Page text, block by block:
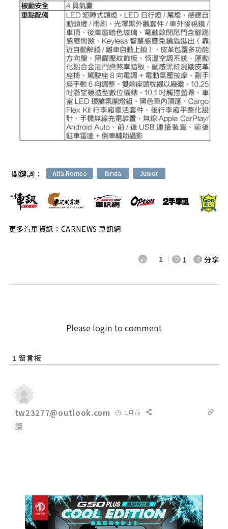
關鍵詞： Alfa Romeo Ibrida Junior
更多汽車資訊：CARNEWS 車訊網
1 1 分享
Please login to comment
1 留言板
tw23277@outlook.com 1 月 前
讚